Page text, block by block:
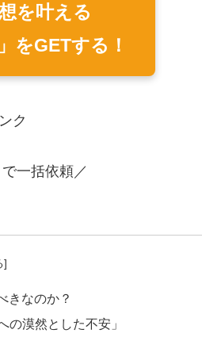
を叶える
をGETする！
ク
一括依頼／
きなのか？
の漠然とした不安」